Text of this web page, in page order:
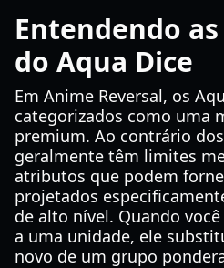
Entendendo
do Aqua Dice
Em Anime Reversal, os
categorizados como uma
premium. Ao contrário
geralmente têm limites
atributos que podem
projetados
de alto nível. Quando
a uma unidade, ele
novo de um grupo